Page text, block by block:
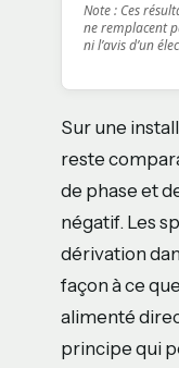
Note : Ces
ne remplacent
ni l’avis d’un
Sur une
reste
de phase et
négatif. Les
dérivation
façon à ce
alimenté
principe qui